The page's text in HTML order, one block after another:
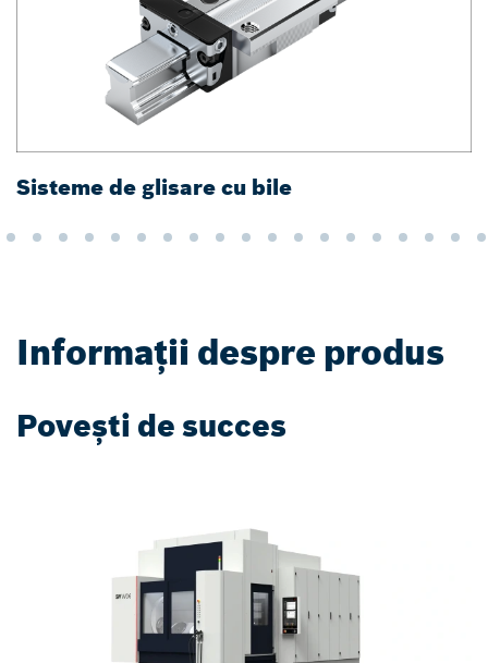
Sisteme de glisare cu bile
Informații despre produs
Povești de succes